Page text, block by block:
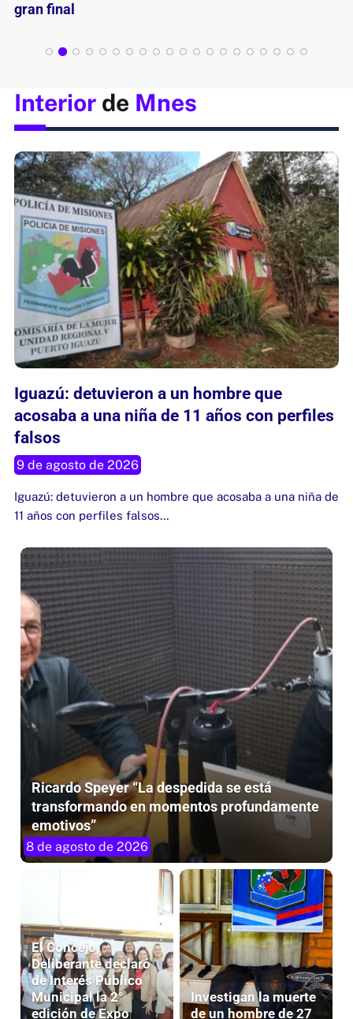
Iguazú: detuvieron a un hombre que
acosaba a una niña de 11 años con perfiles
falsos
9 de agosto de 2026
Iguazú: detuvieron a un hombre que acosaba a una niña de
11 años con perfiles falsos…
Ricardo Speyer “La despedida se está
transformando en momentos profundamente
emotivos”
8 de agosto de 2026
El Concejo
Deliberante declaró
de Interés Público
Municipal la 2°
edición de Expo
CAMEM Provincial
Investigan la muerte
de un hombre de 27
años tras un